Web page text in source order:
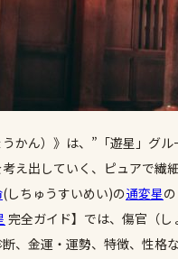
うかん）》は、”「遊星」グ
え出していく、ピュアで繊
(しちゅうすいめい)の通変星
完全ガイド】では、傷官（し
断、金運・運勢、特徴、性格